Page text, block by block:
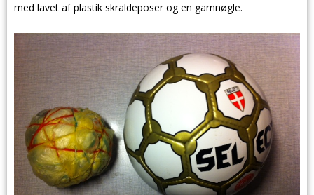
med lavet af plastik skraldeposer og en garnnøgle.